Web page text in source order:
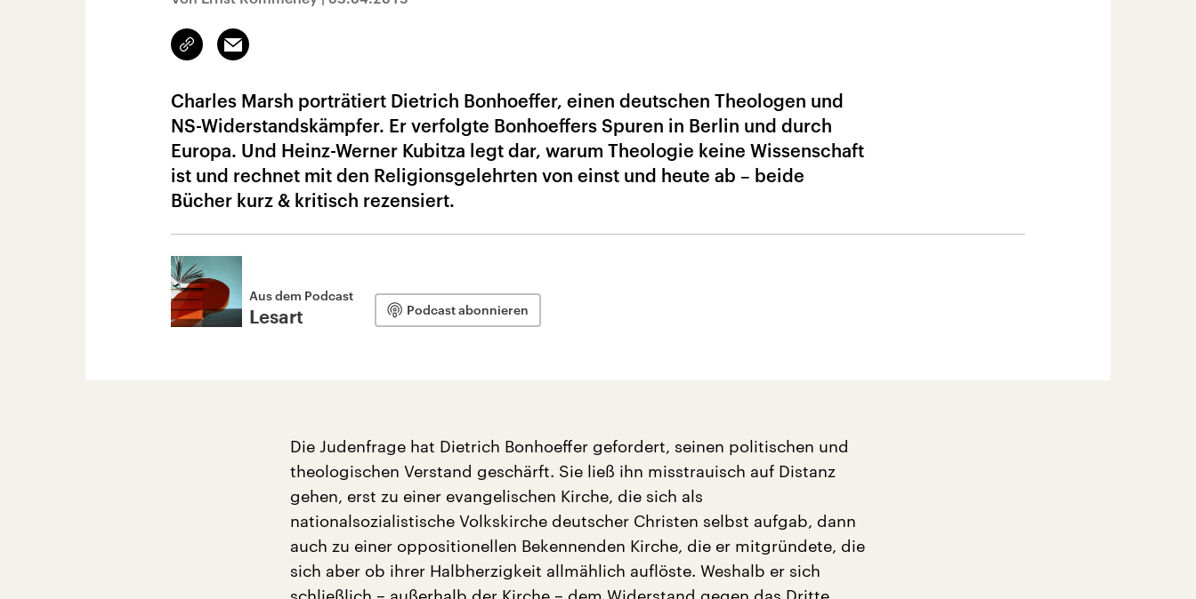
Link
kopieren/teilen
Email
Charles Marsh porträtiert Dietrich Bonhoeffer, einen deutschen Theologen und
NS-Widerstandskämpfer. Er verfolgte Bonhoeffers Spuren in Berlin und durch
Europa. Und Heinz-Werner Kubitza legt dar, warum Theologie keine Wissenschaft
ist und rechnet mit den Religionsgelehrten von einst und heute ab – beide
Bücher kurz & kritisch rezensiert.
Aus dem Podcast
Lesart Podcast abonnieren
Die Judenfrage hat Dietrich Bonhoeffer gefordert, seinen politischen und
theologischen Verstand geschärft. Sie ließ ihn misstrauisch auf Distanz
gehen, erst zu einer evangelischen Kirche, die sich als
nationalsozialistische Volkskirche deutscher Christen selbst aufgab, dann
auch zu einer oppositionellen Bekennenden Kirche, die er mitgründete, die
sich aber ob ihrer Halbherzigkeit allmählich auflöste. Weshalb er sich